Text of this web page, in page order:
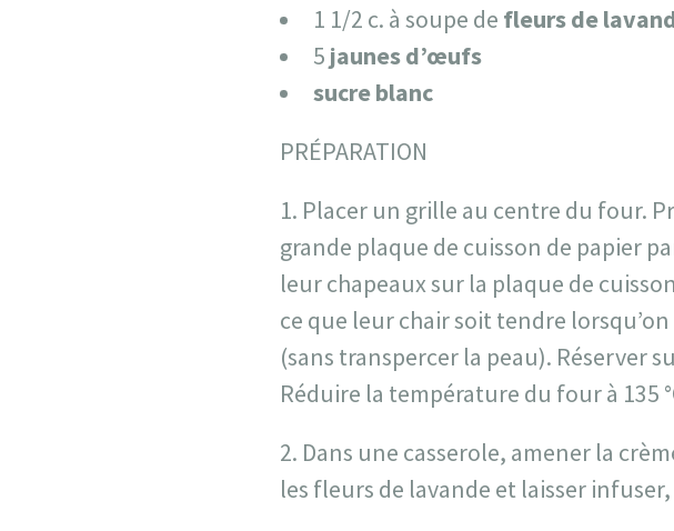
1 1/2 c. à soupe de fleurs de
5 jaunes d’œufs
sucre blanc
PRÉPARATION
Placer un grille au centre du four.
grande plaque de cuisson de papier
leur chapeaux sur la plaque de
ce que leur chair soit tendre
(sans transpercer la peau). Réserver
Réduire la température du four à 135
2. Dans une casserole, amener la
les fleurs de lavande et laisser